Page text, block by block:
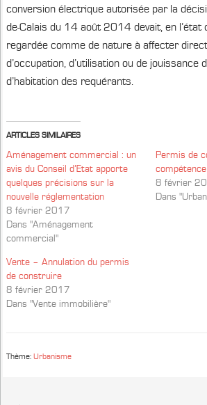
conversion électrique autorisée par la
de-Calais du 14 août 2014 devait, en l’état
regardée comme de nature à affecter
d’occupation, d’utilisation ou de jouissance
d’habitation des requérants.
ARTICLES SIMILAIRES
Aménagement commercial : un
avis du Conseil d’Etat apporte
quelques précisions sur la
nouvelle réglementation
8 février 2017
Dans "Aménagement
commercial"
Permis de
8 février
Dans
Vente – Annulation du permis
de construire
8 février 2017
Dans "Vente immobilière"
Thème:Urbanisme